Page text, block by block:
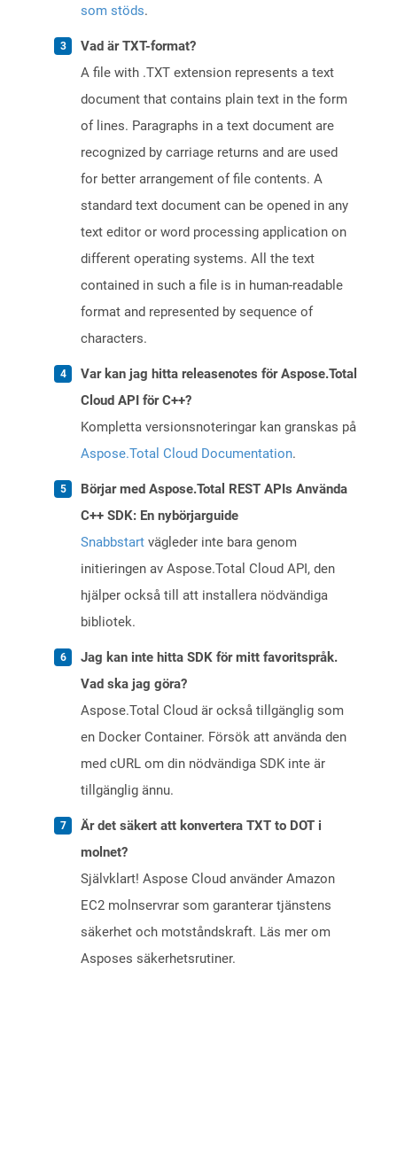
som stöds.
Vad är TXT-format?
A file with .TXT extension represents a text
document that contains plain text in the form
of lines. Paragraphs in a text document are
recognized by carriage returns and are used
for better arrangement of file contents. A
standard text document can be opened in any
text editor or word processing application on
different operating systems. All the text
contained in such a file is in human-readable
format and represented by sequence of
characters.
Var kan jag hitta releasenotes för Aspose.Total
Cloud API för C++?
Kompletta versionsnoteringar kan granskas på
Aspose.Total Cloud Documentation.
Börjar med Aspose.Total REST APIs Använda
C++ SDK: En nybörjarguide
Snabbstart vägleder inte bara genom
initieringen av Aspose.Total Cloud API, den
hjälper också till att installera nödvändiga
bibliotek.
Jag kan inte hitta SDK för mitt favoritspråk.
Vad ska jag göra?
Aspose.Total Cloud är också tillgänglig som
en Docker Container. Försök att använda den
med cURL om din nödvändiga SDK inte är
tillgänglig ännu.
Är det säkert att konvertera TXT to DOT i
molnet?
Självklart! Aspose Cloud använder Amazon
EC2 molnservrar som garanterar tjänstens
säkerhet och motståndskraft. Läs mer om
Asposes säkerhetsrutiner.